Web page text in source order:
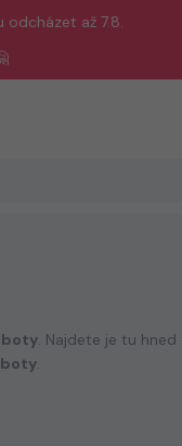
odcházet až 7.8.
boty. Najdete je tu
.